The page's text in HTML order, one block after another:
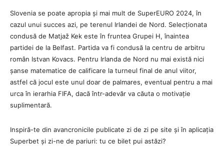
Slovenia se poate apropia și mai mult de SuperEURO 2024, în
cazul unui succes azi, pe terenul Irlandei de Nord. Selecționata
condusă de Matjaž Kek este în fruntea Grupei H, înaintea
partidei de la Belfast. Partida va fi condusă la centru de arbitru
român Istvan Kovacs. Pentru Irlanda de Nord nu mai există nici
șanse matematice de calificare la turneul final de anul viitor,
astfel că jocul este unul doar de palmares, eventual pentru a mai
urca în ierarhia FIFA, dacă într-adevăr va căuta o motivație
suplimentară.
Inspiră-te din avancronicile publicate zi de zi pe site și în aplicația
Superbet și zi-ne de pariuri: tu ce bilet pui astăzi?